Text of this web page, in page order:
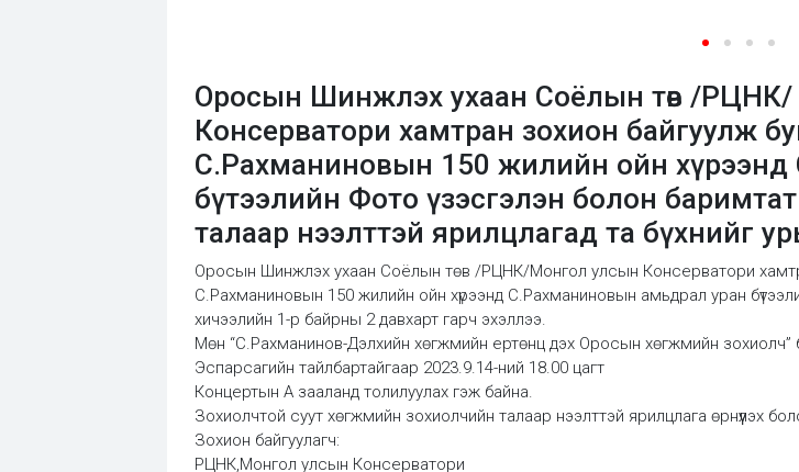
Оросын Шинжлэх ухаан Соёлын төв /
Консерватори хамтран зохион байгуулж
С.Рахманиновын 150 жилийн ойн
бүтээлийн Фото үзэсгэлэн болон
талаар нээлттэй ярилцлагад та бүхнийг
Оросын Шинжлэх ухаан Соёлын төв /РЦНК/Монгол улсын Консерватори
С.Рахманиновын 150 жилийн ойн хүрээнд С.Рахманиновын амьдрал уран
хичээлийн 1-р байрны 2 давхарт гарч эхэллээ.
Мөн “С.Рахманинов-Дэлхийн хөгжмийн ертөнц дэх Оросын хөгжмийн
Эспарсагийн тайлбартайгаар 2023.9.14-ний 18.00 цагт
Концертын А зааланд толилуулах гэж байна.
Зохиолчтой суут хөгжмийн зохиолчийн талаар нээлттэй ярилцлага өрнүүлэх
Зохион байгуулагч:
РЦНК,Монгол улсын Консерватори